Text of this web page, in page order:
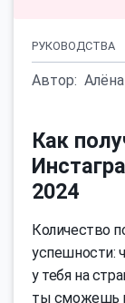
РУКОВОДСТВА
Автор:
Как
2024
Количество
успешности:
у тебя на
ты сможешь